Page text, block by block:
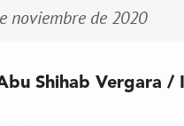
noviembre de 2020
Shihab Vergara /